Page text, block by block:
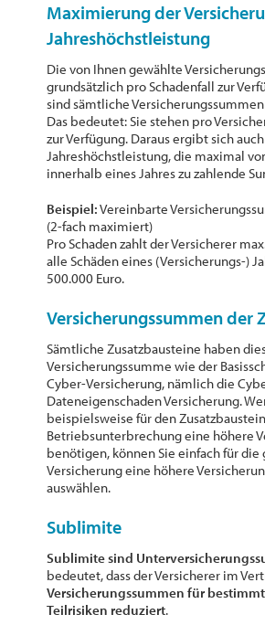
Maximierung der
Jahreshöchstleistung
Die von Ihnen gewählte
grundsätzlich pro Schadenfall zur
sind sämtliche
Das bedeutet: Sie stehen pro
zur Verfügung. Daraus ergibt sich
Jahreshöchstleistung, die maximal
innerhalb eines Jahres zu zahlende
Beispiel:Vereinbarte
(2-fach maximiert)
Pro Schaden zahlt der Versicherer
alle Schäden eines (Versicherungs-)
500.000 Euro.
Versicherungssummen der
Sämtliche Zusatzbausteine haben
Versicherungssumme wie der
Cyber-Versicherung, nämlich die
Dateneigenschaden Versicherung.
beispielsweise für den
Betriebsunterbrechung eine höhere
benötigen, können Sie einfach für die
Versicherung eine höhere
auswählen.
Sublimite
Sublimite sind
bedeutet, dass der Versicherer im
Versicherungssummen für
Teilrisiken reduziert.